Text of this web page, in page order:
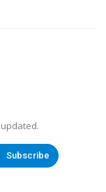
Subscribe